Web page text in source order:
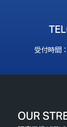
受付時間
OUR